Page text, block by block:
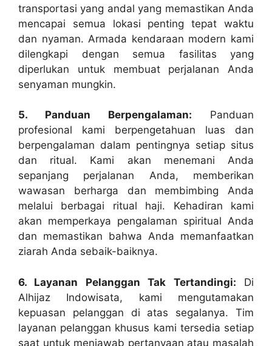
transportasi yang andal yang memastikan Anda
mencapai semua lokasi penting tepat waktu
dan nyaman. Armada kendaraan modern kami
dilengkapi dengan semua fasilitas yang
diperlukan untuk membuat perjalanan Anda
senyaman mungkin.
5. Panduan Berpengalaman: Panduan
profesional kami berpengetahuan luas dan
berpengalaman dalam pentingnya setiap situs
dan ritual. Kami akan menemani Anda
sepanjang perjalanan Anda, memberikan
wawasan berharga dan membimbing Anda
melalui berbagai ritual haji. Kehadiran kami
akan memperkaya pengalaman spiritual Anda
dan memastikan bahwa Anda memanfaatkan
ziarah Anda sebaik-baiknya.
6. Layanan Pelanggan Tak Tertandingi: Di
Alhijaz Indowisata, kami mengutamakan
kepuasan pelanggan di atas segalanya. Tim
layanan pelanggan khusus kami tersedia setiap
saat untuk menjawab pertanyaan atau masalah